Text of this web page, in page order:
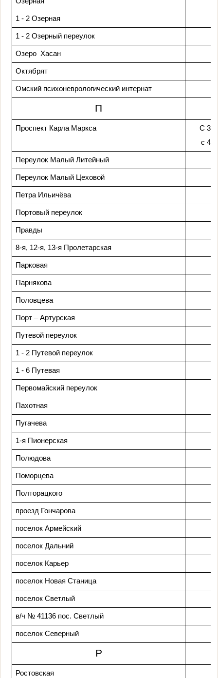
1 - 2 Озерная
1 - 2 Озерный переулок
Озеро Хасан
Октябрят
Омский психоневрологический интернат
П
Проспект Карла Маркса
С 38
с 45
Переулок Малый Литейный
Переулок Малый Цеховой
Петра Ильичёва
Портовый переулок
Правды
8-я, 12-я, 13-я Пролетарская
Парковая
Парнякова
Половцева
Порт – Артурская
Путевой переулок
1 - 2 Путевой переулок
1 - 6 Путевая
Первомайский переулок
Пахотная
Пугачева
1-я Пионерская
Полюдова
Поморцева
Полторацкого
проезд Гончарова
поселок Армейский
поселок Дальний
поселок Карьер
поселок Новая Станица
поселок Светлый
в/ч № 41136 пос. Светлый
поселок Северный
Р
Ростовская